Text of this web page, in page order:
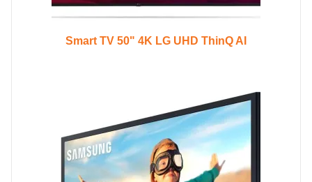
Smart TV 50" 4K LG UHD ThinQ AI